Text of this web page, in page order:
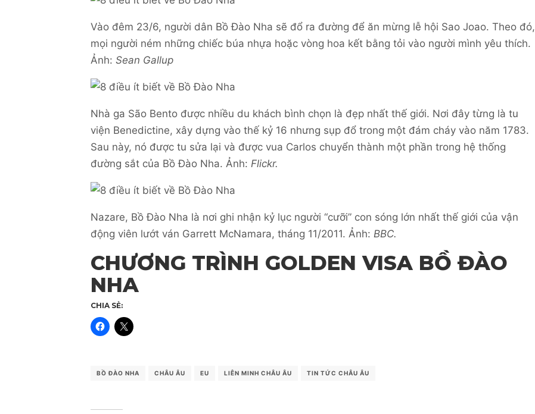
Vào đêm 23/6, người dân Bồ Đào Nha sẽ đổ ra đường để ăn mừng lễ hội Sao Joao. Theo đó,
mọi người ném những chiếc búa nhựa hoặc vòng hoa kết bằng tỏi vào người mình yêu thích.
Ảnh: Sean Gallup
Nhà ga São Bento được nhiều du khách bình chọn là đẹp nhất thế giới. Nơi đây từng là tu
viện Benedictine, xây dựng vào thế kỷ 16 nhưng sụp đổ trong một đám cháy vào năm 1783.
Sau này, nó được tu sửa lại và được vua Carlos chuyển thành một phần trong hệ thống
đường sắt của Bồ Đào Nha. Ảnh: Flickr.
Nazare, Bồ Đào Nha là nơi ghi nhận kỷ lục người “cưỡi” con sóng lớn nhất thế giới của vận
động viên lướt ván Garrett McNamara, tháng 11/2011. Ảnh: BBC.
CHƯƠNG TRÌNH GOLDEN VISA BỒ ĐÀO
NHA
CHIA SẺ:
BỒ ĐÀO NHA CHÂU ÂU EU LIÊN MINH CHÂU ÂU TIN TỨC CHÂU ÂU